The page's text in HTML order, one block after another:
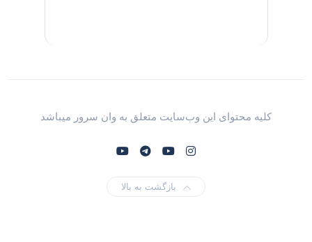
کلیه محتوای این وب‌سایت متعلق به وان سرور میباشد
بازگشت به بالا